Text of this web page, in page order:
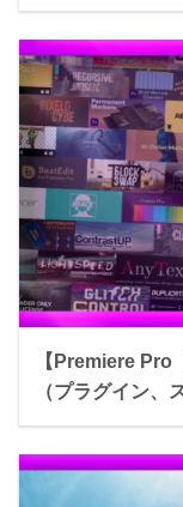
【Premiere Pro
（プラグイン、